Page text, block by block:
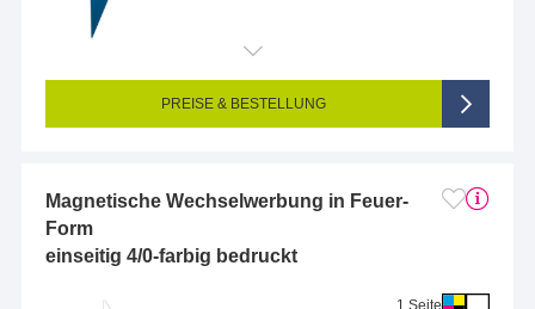
Endformat (bedruckte Fläche): 2 x 2 cm
Seitigkeit: 1-seitig (Vorderseite bedruckt, Rückseite unbedruckt)
4/0-farbig CMYK (vollfarbig bedruckt)
PREISE & BESTELLUNG
Magnetische Wechselwerbung in Feuer-
Form
einseitig 4/0-farbig bedruckt